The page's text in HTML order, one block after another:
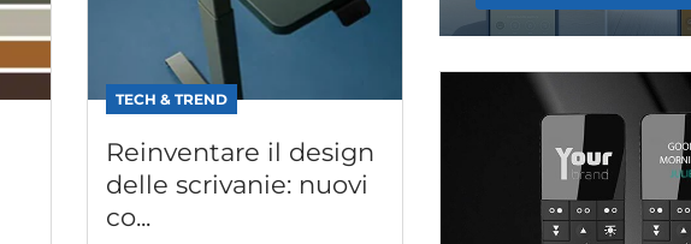
TECH & TREND
Reinventare il design
delle scrivanie: nuovi
co...